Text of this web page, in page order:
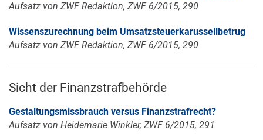
Aufsatz von ZWF Redaktion, ZWF 6/2015, 290
Wissenszurechnung beim Umsatzsteuerkarussellbetrug
Aufsatz von ZWF Redaktion, ZWF 6/2015, 290
Sicht der Finanzstrafbehörde
Gestaltungsmissbrauch versus Finanzstrafrecht?
Aufsatz von Heidemarie Winkler, ZWF 6/2015, 291